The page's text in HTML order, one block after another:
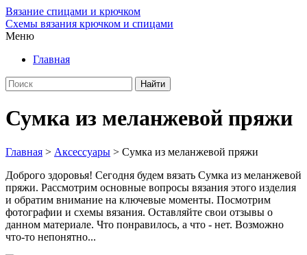
Вязание спицами и крючком
Схемы вязания крючком и спицами
Меню
Главная
Сумка из меланжевой пряжи
Главная > Аксессуары > Сумка из меланжевой пряжи
Доброго здоровья! Сегодня будем вязать Сумка из меланжевой
пряжи. Рассмотрим основные вопросы вязания этого изделия
и обратим внимание на ключевые моменты. Посмотрим
фотографии и схемы вязания. Оставляйте свои отзывы о
данном материале. Что понравилось, а что - нет. Возможно
что-то непонятно...